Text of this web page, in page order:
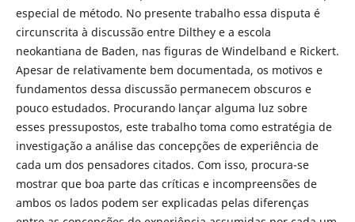
especial de método. No presente trabalho essa disputa é
circunscrita à discussão entre Dilthey e a escola
neokantiana de Baden, nas figuras de Windelband e Rickert.
Apesar de relativamente bem documentada, os motivos e
fundamentos dessa discussão permanecem obscuros e
pouco estudados. Procurando lançar alguma luz sobre
esses pressupostos, este trabalho toma como estratégia de
investigação a análise das concepções de experiência de
cada um dos pensadores citados. Com isso, procura-se
mostrar que boa parte das críticas e incompreensões de
ambos os lados podem ser explicadas pelas diferenças